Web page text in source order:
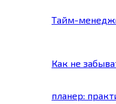
Тайм-
Как не
планер: